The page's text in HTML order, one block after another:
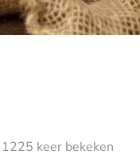
1225 keer bekeken